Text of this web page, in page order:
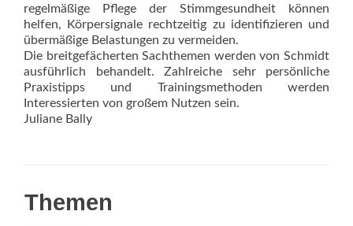
regelmäßige Pflege der Stimmgesundheit können
helfen, Körpersignale rechtzeitig zu identifizieren und
übermäßige Belastungen zu vermeiden.
Die breitgefächerten Sachthemen werden von Schmidt
ausführlich behandelt. Zahlreiche sehr persönliche
Praxistipps und Trainingsmethoden werden
Interessierten von großem Nutzen sein.
Juliane Bally
Themen